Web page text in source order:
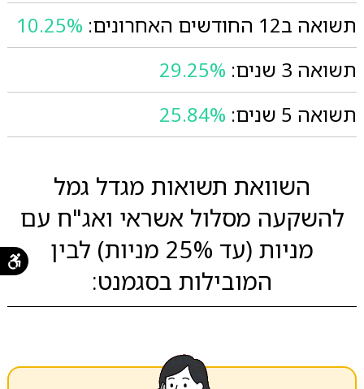
תשואה ב12 החודשים האחרונים:
10.25%
תשואה 3 שנים:
29.25%
תשואה 5 שנים:
25.84%
השוואת תשואות מגדל גמל
להשקעה מסלול אשראי ואג"ח עם
מניות (עד 25% מניות) לבין
המובילות בסגמנט: